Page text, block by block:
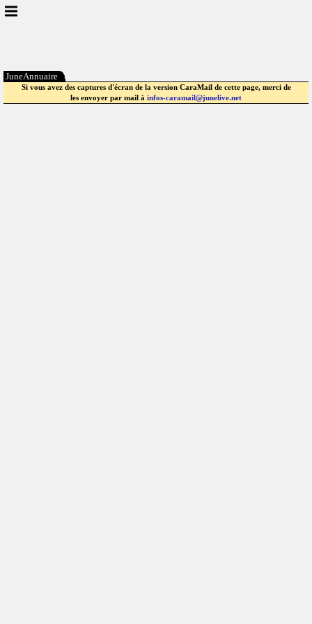
JuneAnnuaire
Si vous avez des captures d'écran de la version CaraMail de cette page, merci de
les envoyer par mail à infos-caramail@junelive.net